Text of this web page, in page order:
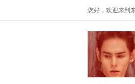
您好，欢迎来到